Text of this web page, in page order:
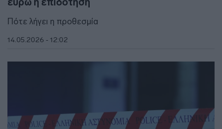
ευρώ η επιδότηση
Πότε λήγει η προθεσμία
14.05.2026 - 12:02